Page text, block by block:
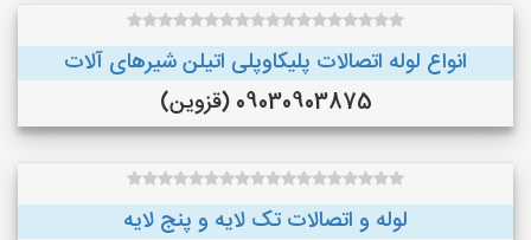
انواع لوله اتصالات پلیکاوپلی اتیلن ‌شیرهای آلات
09030903875 (قزوین)
لوله و اتصالات تک لایه و پنج لایه